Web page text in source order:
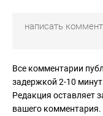
Все комментарии
задержкой 2-10
Редакция оставляет
вашего комментария.